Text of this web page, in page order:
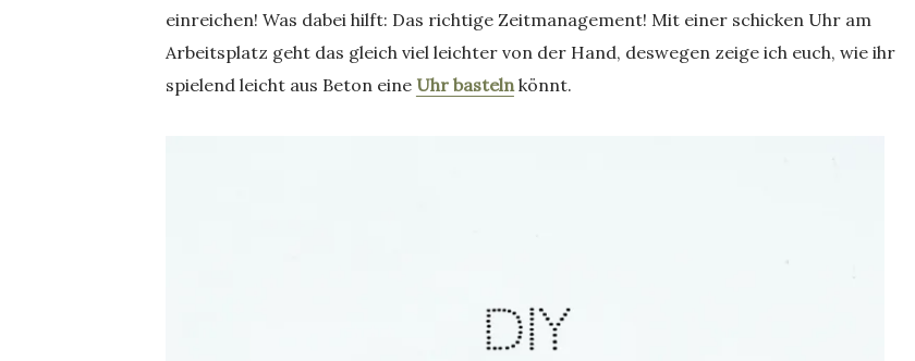
einreichen! Was dabei hilft: Das richtige Zeitmanagement! Mit einer schicken Uhr am
Arbeitsplatz geht das gleich viel leichter von der Hand, deswegen zeige ich euch, wie ihr
spielend leicht aus Beton eine Uhr bastelnkönnt.